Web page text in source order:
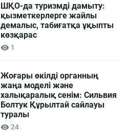
ШҚО-да туризмді дамыту:
қызметкерлерге жайлы
демалыс, табиғатқа ұқыпты
көзқарас
1
Жоғары өкілді органның
жаңа моделі және
халықаралық сенім: Сильвия
Болтук Құрылтай сайлауы
туралы
24